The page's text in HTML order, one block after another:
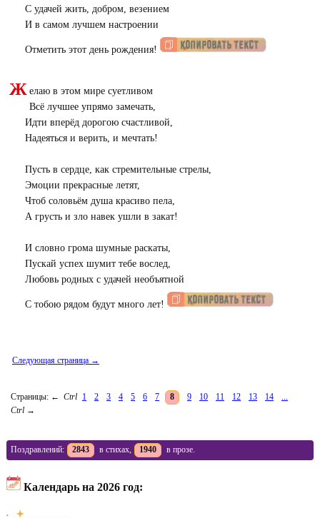
С удачей жить, добром, везением
И в самом лучшем настроении
Отметить этот день рождения!
Ж елаю в этом мире суетливом
Всё лучшее упрямо замечать,
Идти вперёд дорогою счастливой,
Надеяться и верить, и мечтать!
Пусть в сердце, как стремительные стрелы,
Эмоции прекрасные летят,
Чтоб соловьём душа красиво пела,
А грусть и зло навек ушли в закат!
И словно грома шумные раскаты,
Пускай успех шумит тебе вослед,
Любовь родных с удачей необъятной
С тобою рядом будут много лет!
Следующая страница →
Страницы: ← Ctrl 1 2 3 4 5 6 7 8 9 10 11 12 13 14
...
Ctrl →
Поздравлений: 2843 в стихах, 1940 в прозе.
Календарь на 2026 год: